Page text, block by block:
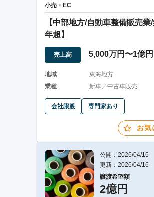
小売・EC
【中部地方/自動車整備販売業
年超】
売上高 5,000万円〜1億円
地域
東海地方
業種
新車／中古車販売
会社譲渡 専門家あり
お気
公開：2026/04/16
更新：2026/04/16
譲渡希望額
2億円